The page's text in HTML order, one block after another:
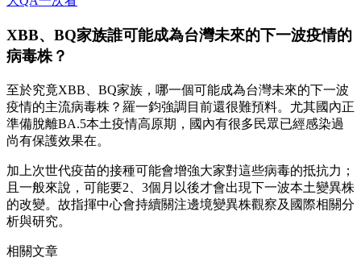
XBB、BQ家族誰可能成為台灣未來的下一波疫情的
病毒株？
至於究竟XBB、BQ家族，哪一個可能成為台灣未來的下一波
疫情的主流病毒株？羅一鈞強調目前還很難預料。尤其國內正
準備脫離BA.5本土疫情高原期，國內有很多民眾已經感染過
尚有保護效果在。
加上次世代疫苗的接種可能會增強大家對這些病毒的抵抗力；
且一般來說，可能要2、3個月以後才會出現下一波本土變異株
的改變。故指揮中心會持續關注邊境變異株觀察及國際相關分
析與研究。
相關文章